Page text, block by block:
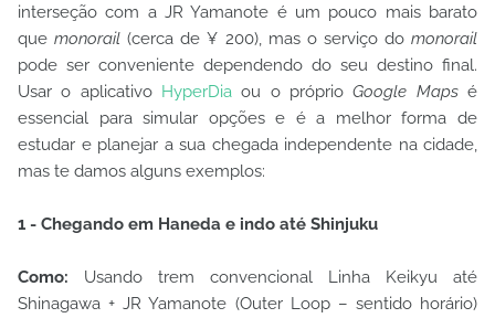
interseção com a JR Yamanote é um pouco mais barato
quemonorail (cerca de ¥ 200), mas o serviço domonorail
pode ser conveniente dependendo do seu destino final.
Usar o aplicativo HyperDia ou o próprioGoogle Mapsé
essencial para simular opções e é a melhor forma de
estudar e planejar a sua chegada independente na cidade,
mas te damos alguns exemplos:
1 - Chegando em Haneda e indo até Shinjuku
Como: Usando trem convencional Linha Keikyu até
Shinagawa + JR Yamanote (Outer Loop – sentido horário)